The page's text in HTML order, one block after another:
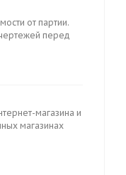
от партии.
перед
магазина и
магазинах